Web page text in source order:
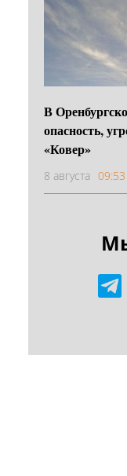
В
опасность,
«Ковер»
8 августа 09:53